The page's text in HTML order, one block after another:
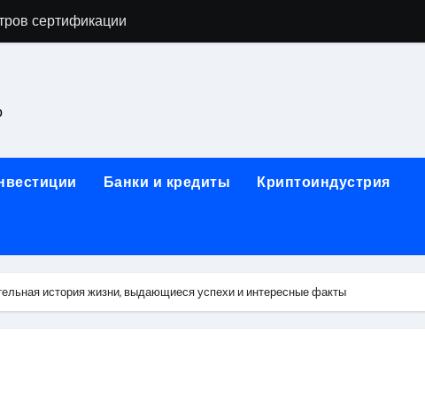
сертификации
и электрооборудование для ногтевого сервиса,
базальтового теплоизоляционного шнура разных диаметров
для освоения актуальных профессий онлайн
данных назначение и виды
от проектной документации до противопожарных
Банки и кредиты Криптоиндустрия
история жизни, выдающиеся успехи и интересные факты